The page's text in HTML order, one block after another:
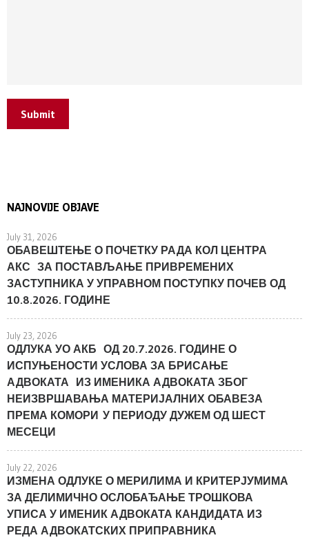
Submit
NAJNOVIJE OBJAVE
July 31, 2026
ОБАВЕШТЕЊЕ О ПОЧЕТКУ РАДА КОЛ ЦЕНТРА
АКС ЗА ПОСТАВЉАЊЕ ПРИВРЕМЕНИХ
ЗАСТУПНИКА У УПРАВНОМ ПОСТУПКУ ПОЧЕВ ОД
10.8.2026. ГОДИНЕ
July 23, 2026
ОДЛУКА УО АКБ ОД 20.7.2026. ГОДИНЕ О
ИСПУЊЕНОСТИ УСЛОВА ЗА БРИСАЊЕ
АДВОКАТА ИЗ ИМЕНИКА АДВОКАТА ЗБОГ
НЕИЗВРШАВАЊА МАТЕРИЈАЛНИХ ОБАВЕЗА
ПРЕМА КОМОРИ У ПЕРИОДУ ДУЖЕМ ОД ШЕСТ
МЕСЕЦИ
July 22, 2026
ИЗМЕНА ОДЛУКЕ О МЕРИЛИМА И КРИТЕРЈУМИМА
ЗА ДЕЛИМИЧНО ОСЛОБАЂАЊЕ ТРОШКОВА
УПИСА У ИМЕНИК АДВОКАТА КАНДИДАТА ИЗ
РЕДА АДВОКАТСКИХ ПРИПРАВНИКА